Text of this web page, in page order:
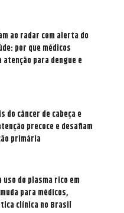
ao radar com alerta do
por que médicos
para dengue e
do câncer de cabeça e
precoce e desafiam
primária
uso do plasma rico em
para médicos,
clínica no Brasil